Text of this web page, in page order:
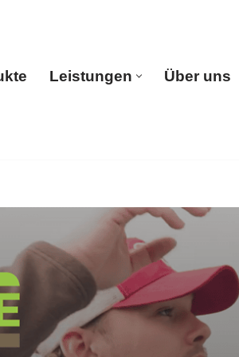
Leistungen Über uns